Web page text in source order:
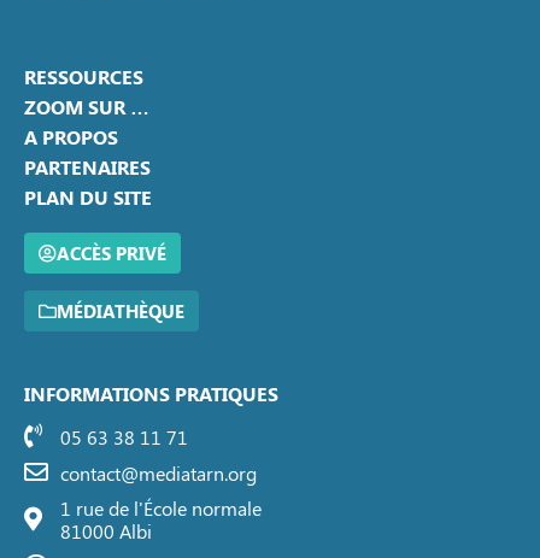
RESSOURCES
ZOOM SUR …
A PROPOS
PARTENAIRES
PLAN DU SITE
ACCÈS PRIVÉ
MÉDIATHÈQUE
INFORMATIONS PRATIQUES
05 63 38 11 71
contact@mediatarn.org
1 rue de l'École normale
81000 Albi